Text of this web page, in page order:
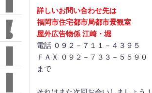
詳しいお問い合わせ先は
福岡市住宅都市局都市景観室
屋外広告物係 江崎・堀
電話 ０９２－７１１－４３９５
ＦＡＸ ０９２－７３３－５５９０
まで